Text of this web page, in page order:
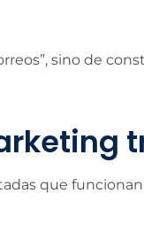
sino de
que